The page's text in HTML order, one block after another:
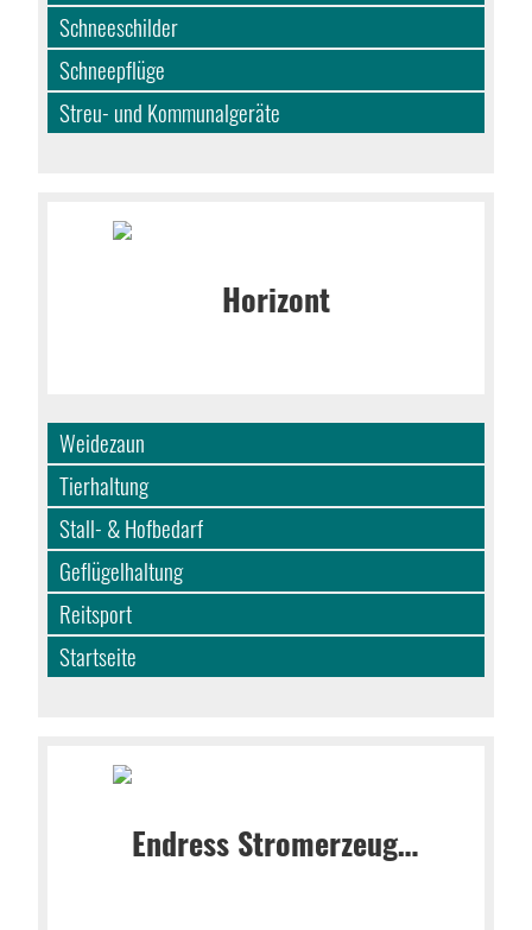
Schneeschilder
Schneepflüge
Streu- und Kommunalgeräte
Weidezaun
Tierhaltung
Stall- & Hofbedarf
Geflügelhaltung
Reitsport
Startseite